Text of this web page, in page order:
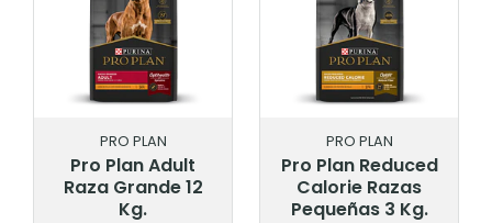
PRO PLAN
Pro Plan Adult
Raza Grande 12
Kg.
PRO PLAN
Pro Plan Reduced
Calorie Razas
Pequeñas 3 Kg.